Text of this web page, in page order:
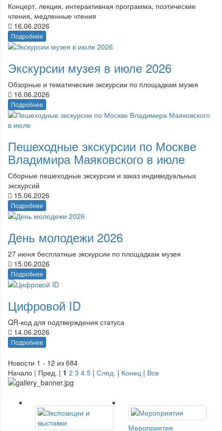
Концерт, лекции, интерактивная программа, поэтические
чтения, медленные чтения
16.06.2026
Подробнее
Экскурсии музея в июле 2026
Обзорные и тематические экскурсии по площадкам музея
16.06.2026
Подробнее
Пешеходные экскурсии по Москве
Владимира Маяковского в июле
Сборные пешеходные экскурсии и заказ индивидуальных
экскурсий
15.06.2026
Подробнее
День молодежи 2026
27 июня бесплатные экскурсии по площадкам музея
15.06.2026
Подробнее
Цифровой ID
QR-код для подтверждения статуса
14.06.2026
Подробнее
Новости 1 - 12 из 684
Начало | Пред. | 1 2 3 4 5 | След. | Конец | Все
Мероприятия